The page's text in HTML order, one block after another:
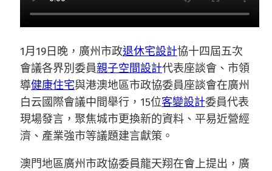
1月19日晚，廣州市政退休宅設計協十四屆五次
會議各界別委員親子空間設計代表座談會、市領
導健康住宅與港澳地區市政協委員座談會在廣州
白云國際會議中間舉行，15位客變設計委員代表
現場發言，聚焦城市更換新的資料、平易近營經
濟、產業強市等議題建言獻策。
澳門地區廣州市政協委員龍天翔在會上提出，廣